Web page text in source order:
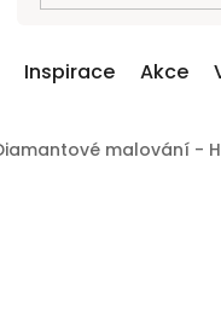
Inspirace Akce
malování -